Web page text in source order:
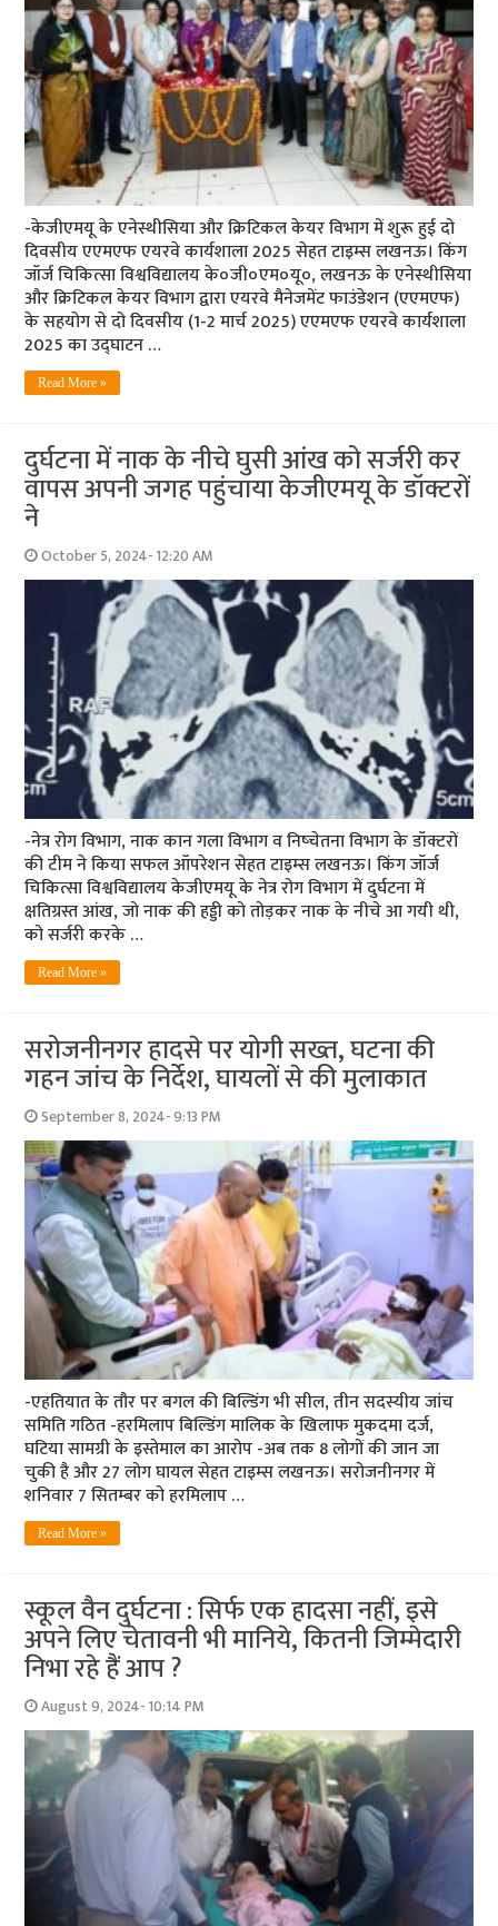
-केजीएमयू के एनेस्थीसिया और क्रिटिकल केयर विभाग में शुरू हुई दो
दिवसीय एएमएफ एयरवे कार्यशाला 2025 सेहत टाइम्स लखनऊ। किंग
जॉर्ज चिकित्सा विश्वविद्यालय के०जी०एम०यू०, लखनऊ के एनेस्थीसिया
और क्रिटिकल केयर विभाग द्वारा एयरवे मैनेजमेंट फाउंडेशन (एएमएफ)
के सहयोग से दो दिवसीय (1-2 मार्च 2025) एएमएफ एयरवे कार्यशाला
2025 का उद्घाटन …
Read More »
दुर्घटना में नाक के नीचे घुसी आंख को सर्जरी कर
वापस अपनी जगह पहुंचाया केजीएमयू के डॉक्टरों
ने
October 5, 2024- 12:20 AM
-नेत्र रोग विभाग, नाक कान गला विभाग व निष्चेतना विभाग के डॉक्टरों
की टीम ने किया सफल ऑपरेशन सेहत टाइम्स लखनऊ। किंग जॉर्ज
चिकित्सा विश्वविद्यालय केजीएमयू के नेत्र रोग विभाग में दुर्घटना में
क्षतिग्रस्त आंख, जो नाक की हड्डी को तोड़कर नाक के नीचे आ गयी थी,
को सर्जरी करके …
Read More »
सरोजनीनगर हादसे पर योगी सख्त, घटना की
गहन जांच के निर्देश, घायलों से की मुलाकात
September 8, 2024- 9:13 PM
-एहतियात के तौर पर बगल की बिल्डिंग भी सील, तीन सदस्यीय जांच
समिति गठित -हरमिलाप बिल्डिंग मालिक के खिलाफ मुकदमा दर्ज,
घटिया सामग्री के इस्तेमाल का आरोप -अब तक 8 लोगों की जान जा
चुकी है और 27 लोग घायल सेहत टाइम्स लखनऊ। सरोजनीनगर में
शनिवार 7 सितम्बर को हरमिलाप …
Read More »
स्कूल वैन दुर्घटना : सिर्फ एक हादसा नहीं, इसे
अपने लिए चेतावनी भी मानिये, कितनी जिम्मेदारी
निभा रहे हैं आप ?
August 9, 2024- 10:14 PM